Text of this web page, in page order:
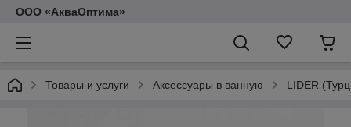
ООО «АкваОптима»
Товары и услуги Аксессуары в ванную LIDER